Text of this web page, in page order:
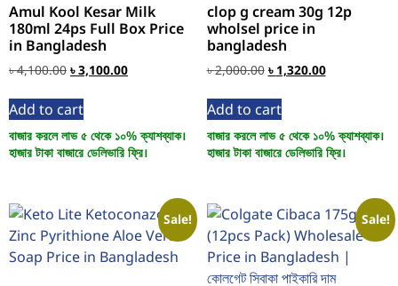
Amul Kool Kesar Milk
180ml 24ps Full Box Price
in Bangladesh
৳4,100.00 ৳3,100.00
Add to cart
বাজার করলে লাভ ৫ থেকে ১০% ক্যাশব্যাক।
হাজার টাকা বাজারে ডেলিভারি ফ্রি।
clop g cream 30g 12p
wholsel price in
bangladesh
৳2,000.00 ৳ 1,320.00
Add to cart
বাজার করলে লাভ ৫ থেকে ১০% ক্যাশব্যাক।
হাজার টাকা বাজারে ডেলিভারি ফ্রি।
Sale! Sale!